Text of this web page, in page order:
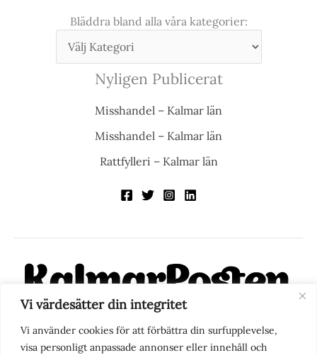
Vi värdesätter din integritet
Vi använder cookies för att förbättra din surfupplevelse,
visa personligt anpassade annonser eller innehåll och
Bläddra bland alla våra kategorier:
Nyligen Publicerat
Misshandel – Kalmar län
Misshandel – Kalmar län
Rattfylleri – Kalmar län
KalmarPosten är en modern lokalnyhetstidning på nätet. Med
fokus på Kalmarregionen, men också med blick för det större
perspektivet, vill vi vara din självklara kanal för nyheter,